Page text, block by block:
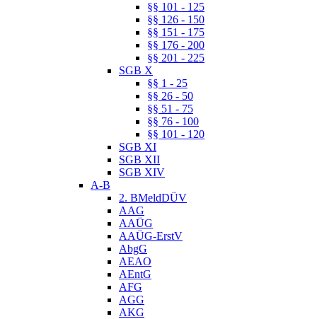
§§ 101 - 125
§§ 126 - 150
§§ 151 - 175
§§ 176 - 200
§§ 201 - 225
SGB X
§§ 1 - 25
§§ 26 - 50
§§ 51 - 75
§§ 76 - 100
§§ 101 - 120
SGB XI
SGB XII
SGB XIV
A-B
2. BMeldDÜV
AAG
AAÜG
AAÜG-ErstV
AbgG
AEAO
AEntG
AFG
AGG
AKG